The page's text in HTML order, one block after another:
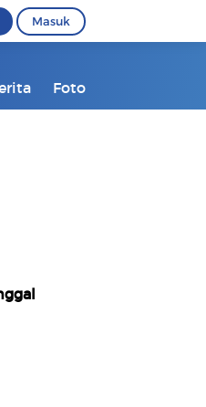
Masuk
Foto